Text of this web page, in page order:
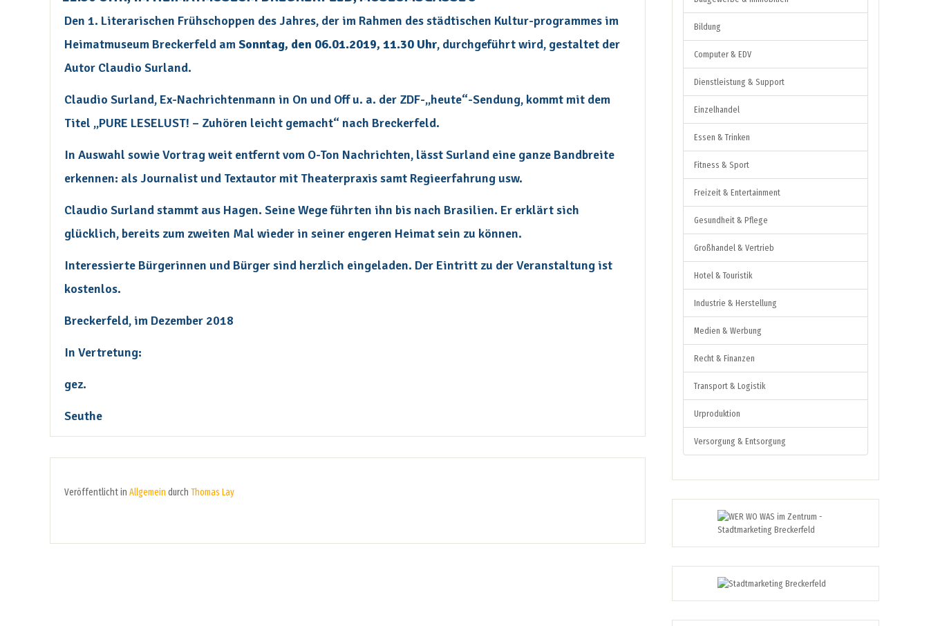
Den 1. Literarischen Frühschoppen des Jahres, der im Rahmen des städtischen Kultur-programmes im
Heimatmuseum Breckerfeld amSonntag, den 06.01.2019, 11.30 Uhr, durchgeführt wird, gestaltet der
Autor Claudio Surland.
Claudio Surland, Ex-Nachrichtenmann in On und Off u. a. der ZDF-„heute“-Sendung, kommt mit dem
Titel „PURE LESELUST! – Zuhören leicht gemacht“ nach Breckerfeld.
In Auswahl sowie Vortrag weit entfernt vom O-Ton Nachrichten, lässt Surland eine ganze Bandbreite
erkennen: als Journalist und Textautor mit Theaterpraxis samt Regieerfahrung usw.
Claudio Surland stammt aus Hagen. Seine Wege führten ihn bis nach Brasilien. Er erklärt sich
glücklich, bereits zum zweiten Mal wieder in seiner engeren Heimat sein zu können.
Interessierte Bürgerinnen und Bürger sind herzlich eingeladen. Der Eintritt zu der Veranstaltung ist
kostenlos.
Breckerfeld, im Dezember 2018
In Vertretung:
gez.
Seuthe
Veröffentlicht in Allgemein durch Thomas Lay
Bildung
Computer & EDV
Dienstleistung & Support
Einzelhandel
Essen & Trinken
Fitness & Sport
Freizeit & Entertainment
Gesundheit & Pflege
Großhandel & Vertrieb
Hotel & Touristik
Industrie & Herstellung
Medien & Werbung
Recht & Finanzen
Transport & Logistik
Urproduktion
Versorgung & Entsorgung